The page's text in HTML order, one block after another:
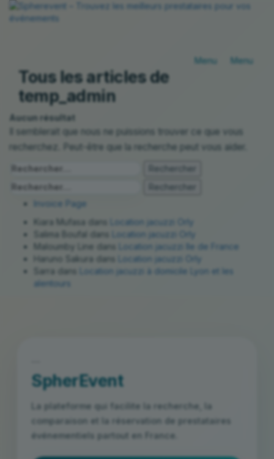
navigation
Tous les articles de
temp_admin
Aucun résultat
Il semblerait que nous ne puissions trouver ce que vous
recherchez. Peut-être que la recherche peut vous aider.
Rechercher :
Rechercher :
Invoice Page
Kiara Mufasa dans
Location jacuzzi Orly
Salima Boufal
dans
Location jacuzzi Orly
Maloumby Line
dans
Location jacuzzi Ile de France
Haruno Sakura dans
Location jacuzzi Orly
Sarra dans
Location jacuzzi à domicile Lyon et les
alentours
SpherEvent
La plateforme qui facilite la recherche, la
comparaison et la réservation de prestataires
événementiels partout en France.